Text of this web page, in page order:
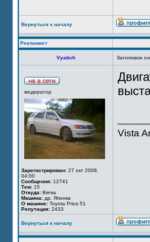
Вернуться к началу
Рекламист
Vyatich Заголовок
модератор
Зарегистрирован: 27 окт 2008,
04:00
Сообщения: 12741
Тем: 15
Откуда: Вятка
Машина: др. Японка
О машине: Toyota Prius 51
Репутация: 2433
Vista
Вернуться к началу